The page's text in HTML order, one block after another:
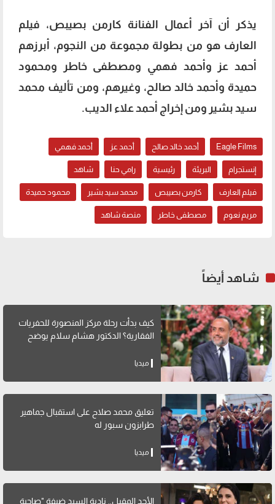
يذكر أن آخر أعمال الفنانة كارمن بصيبص، فيلم
العارف هو من بطولة مجموعة من النجوم، أبرزهم
أحمد عز وأحمد فهمي ومصطفى خاطر ومحمود
حميدة وأحمد خالد صالح، وغيرهم، ومن تأليف محمد
سيد بشير ومن إخراج أحمد علاء الديب.
Eagle Films أحمد خالد صالح أحمد عز أحمد فهمي
إنستجرام البريئة رئيسية رامي حنا شاهد
فيلم العارف كارمن بصيبص محمد سيد بشير محمود حميدة
مريم نعوم مصطفى خاطر منصة شاهد
شاهد أيضاً
كيف بدأت رحلة مركز المنصورة للحفريات
الفقارية؟ الدكتور هشام سلام يوضح
ميديا
تعليق محمد صلاح على استقبال جماهير
طرابزون سبور له
ميديا
الأحد المقبل.. نادية السيد ضيفة "صاحبة